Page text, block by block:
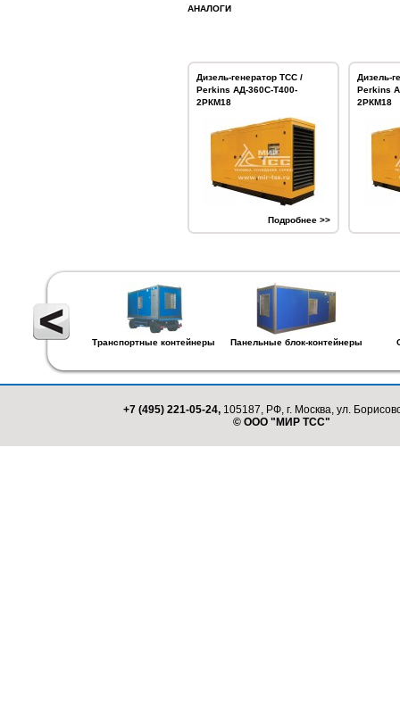
АНАЛОГИ
Дизель-генератор ТСС /
Perkins АД-360С-Т400-
2РКМ18
Подробнее >>
Дизель-
Perkins
2РКМ18
Транспортные контейнеры Панельные блок-контейнеры
+7 (495) 221-05-24, 105187, РФ, г. Москва, ул.
© ООО "МИР ТСС"